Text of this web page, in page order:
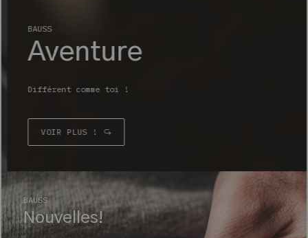
BAUSS
Aventure
Différent comme toi !
VOIR PLUS !
BAUSS
Nouvelles!